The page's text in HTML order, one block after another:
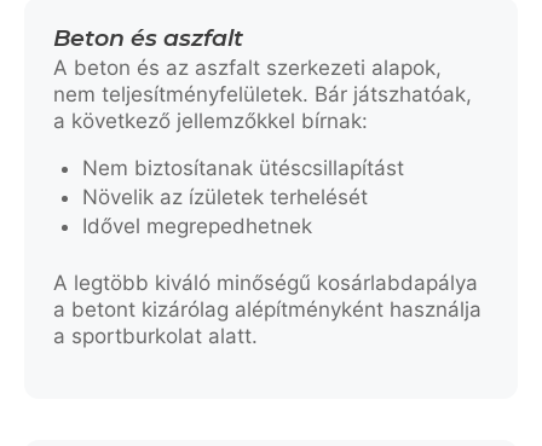
Beton és aszfalt
A beton és az aszfalt szerkezeti alapok,
nem teljesítményfelületek. Bár játszhatóak,
a következő jellemzőkkel bírnak:
Nem biztosítanak ütéscsillapítást
Növelik az ízületek terhelését
Idővel megrepedhetnek
A legtöbb kiváló minőségű kosárlabdapálya
a betont kizárólag alépítményként használja
a sportburkolat alatt.